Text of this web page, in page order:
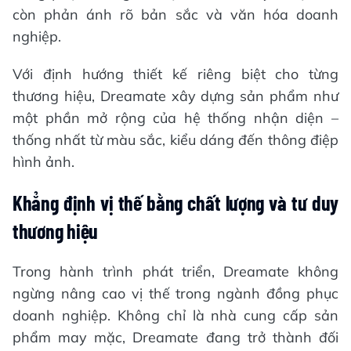
còn phản ánh rõ bản sắc và văn hóa doanh
nghiệp.
Với định hướng thiết kế riêng biệt cho từng
thương hiệu, Dreamate xây dựng sản phẩm như
một phần mở rộng của hệ thống nhận diện –
thống nhất từ màu sắc, kiểu dáng đến thông điệp
hình ảnh.
Khẳng định vị thế bằng chất lượng và tư duy
thương hiệu
Trong hành trình phát triển, Dreamate không
ngừng nâng cao vị thế trong ngành đồng phục
doanh nghiệp. Không chỉ là nhà cung cấp sản
phẩm may mặc, Dreamate đang trở thành đối